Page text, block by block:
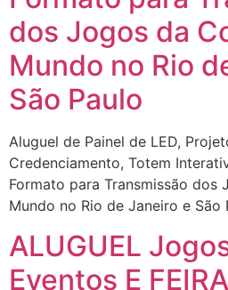
dos Jogos da
Mundo no Rio
São Paulo
Aluguel de Painel de LED,
Credenciamento, Totem
Formato para Transmissão dos
Mundo no Rio de Janeiro e São
ALUGUEL
Eventos E